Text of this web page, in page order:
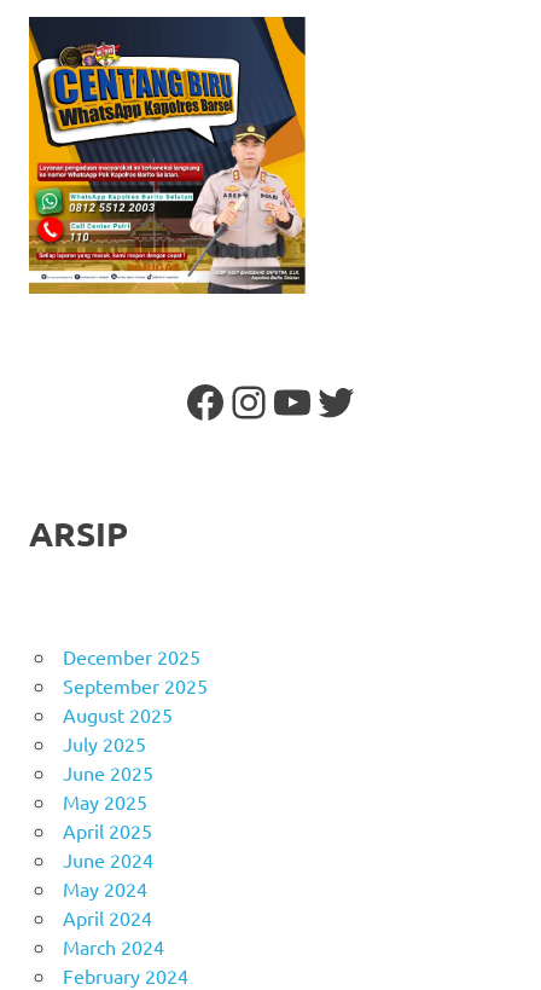
Facebook
Instagram
YouTube
Twitter
ARSIP
December 2025
September 2025
August 2025
July 2025
June 2025
May 2025
April 2025
June 2024
May 2024
April 2024
March 2024
February 2024